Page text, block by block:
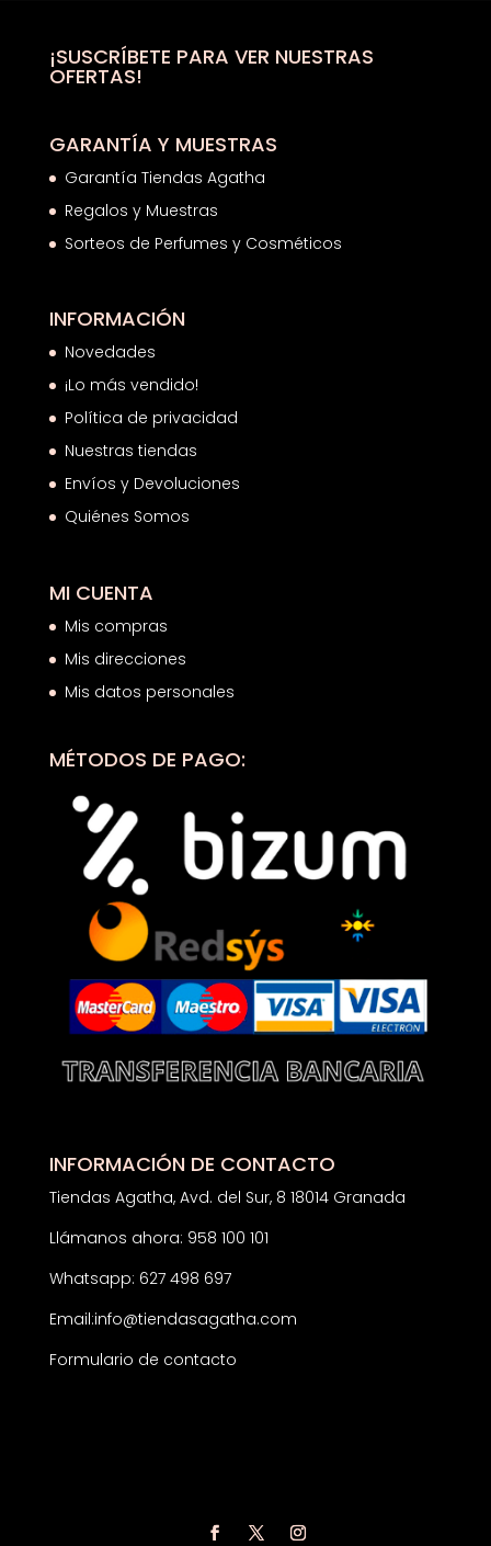
¡SUSCRÍBETE PARA VER NUESTRAS
OFERTAS!
GARANTÍA Y MUESTRAS
Garantía Tiendas Agatha
Regalos y Muestras
Sorteos de Perfumes y Cosméticos
INFORMACIÓN
Novedades
¡Lo más vendido!
Política de privacidad
Nuestras tiendas
Envíos y Devoluciones
Quiénes Somos
MI CUENTA
Mis compras
Mis direcciones
Mis datos personales
MÉTODOS DE PAGO:
INFORMACIÓN DE CONTACTO
Tiendas Agatha, Avd. del Sur, 8 18014 Granada
Llámanos ahora: 958 100 101
Whatsapp: 627 498 697
Email:info@tiendasagatha.com
Formulario de contacto